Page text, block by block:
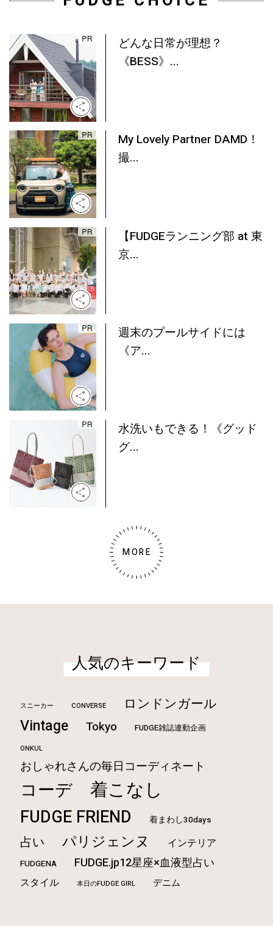
どんな日常が理想？
《BESS》...
My Lovely Partner DAMD！
撮...
【FUDGEランニング部 at 東
京...
週末のプールサイドには
《ア...
水洗いもできる！《グッド
グ...
MORE
人気のキーワード
スニーカー CONVERSE ロンドンガール
Vintage Tokyo FUDGE雑誌連動企画
ONKUL
おしゃれさんの毎日コーディネート
コーデ 着こなし
FUDGE FRIEND 着まわし30days
占い パリジェンヌ インテリア
FUDGENA FUDGE.jp12星座×血液型占い
スタイル 本日のFUDGE GIRL デニム